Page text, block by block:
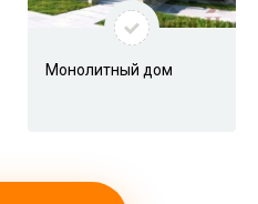
Монолитный дом